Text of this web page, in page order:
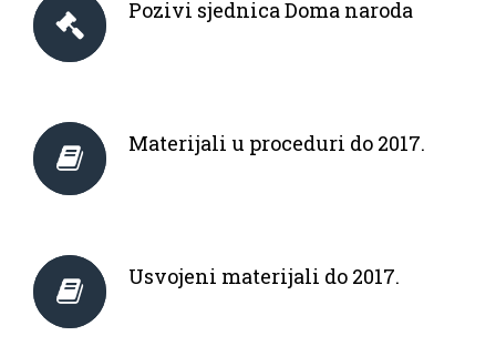
Pozivi sjednica Doma naroda
Materijali u proceduri do 2017.
Usvojeni materijali do 2017.